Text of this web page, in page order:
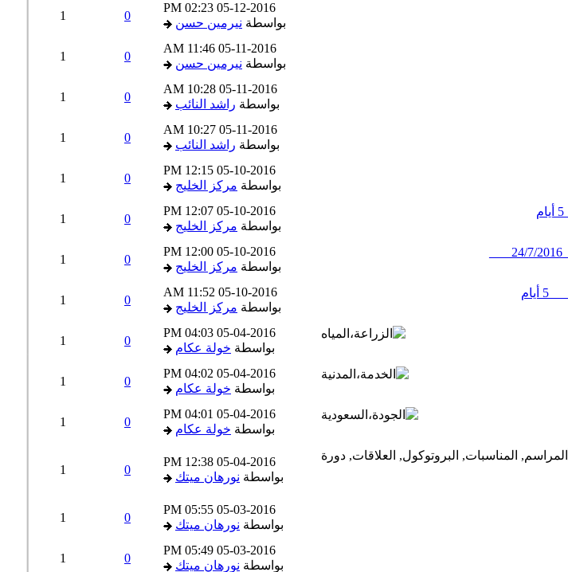
05-12-2016
02:23 PM
بواسطة نيرمين حسن
0
1
05-11-2016
11:46 AM
بواسطة نيرمين حسن
0
1
05-11-2016
10:28 AM
بواسطة راشد النائب
0
1
05-11-2016
10:27 AM
بواسطة راشد النائب
0
1
05-10-2016
12:15 PM
بواسطة مركز الخليج
0
1
05-10-2016
12:07 PM
بواسطة مركز الخليج
0
1
05-10-2016
12:00 PM
بواسطة مركز الخليج
0
1
05-10-2016
11:52 AM
بواسطة مركز الخليج
0
1
05-04-2016
04:03 PM
بواسطة خولة عكام
0
1
05-04-2016
04:02 PM
بواسطة خولة عكام
0
1
05-04-2016
04:01 PM
بواسطة خولة عكام
0
1
05-04-2016
12:38 PM
بواسطة نورهان ميتك
0
1
05-03-2016
05:55 PM
بواسطة نورهان ميتك
0
1
05-03-2016
05:49 PM
بواسطة نورهان ميتك
0
1